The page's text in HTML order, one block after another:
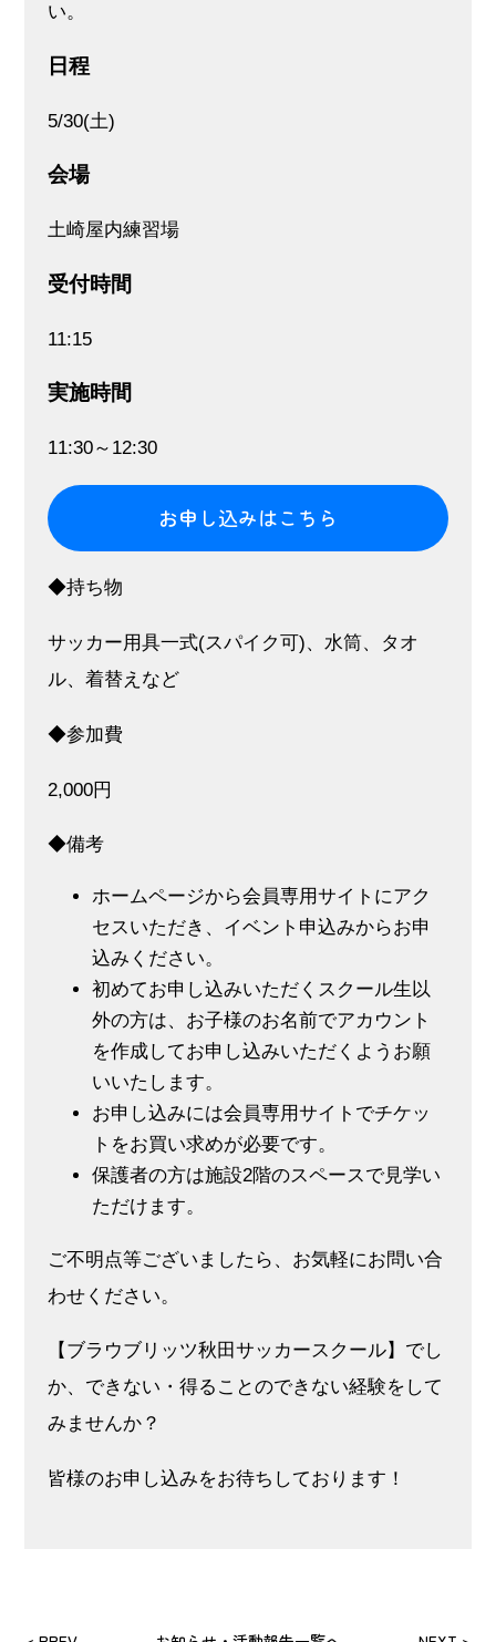
い。
日程
5/30(土)
会場
土崎屋内練習場
受付時間
11:15
実施時間
11:30～12:30
お申し込みはこちら
◆持ち物
サッカー用具一式(スパイク可)、水筒、タオ
ル、着替えなど
◆参加費
2,000円
◆備考
ホームページから会員専用サイトにアク
セスいただき、イベント申込みからお申
込みください。
初めてお申し込みいただくスクール生以
外の方は、お子様のお名前でアカウント
を作成してお申し込みいただくようお願
いいたします。
お申し込みには会員専用サイトでチケッ
トをお買い求めが必要です。
保護者の方は施設2階のスペースで見学い
ただけます。
ご不明点等ございましたら、お気軽にお問い合
わせください。
【ブラウブリッツ秋田サッカースクール】でし
か、できない・得ることのできない経験をして
みませんか？
皆様のお申し込みをお待ちしております！